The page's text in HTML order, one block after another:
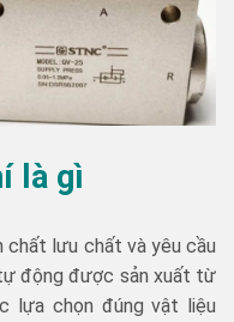
là gì
lưu chất và yêu cầu
động được sản xuất từ
lựa chọn đúng vật liệu